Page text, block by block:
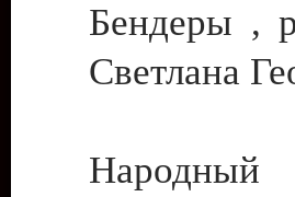
Бендеры ,
Светлана
Народный